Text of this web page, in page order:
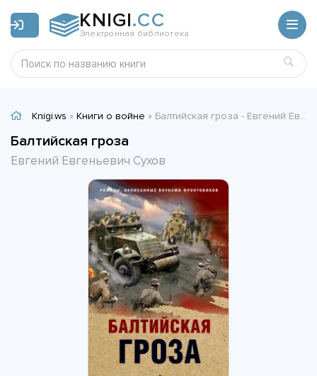
KNIGI.CC
Электронная библиотека
Knigi.ws » Книги о войне » Балтийская гроза - Евгений Евгеньевич Сухов
Балтийская гроза
Евгений Евгеньевич Сухов